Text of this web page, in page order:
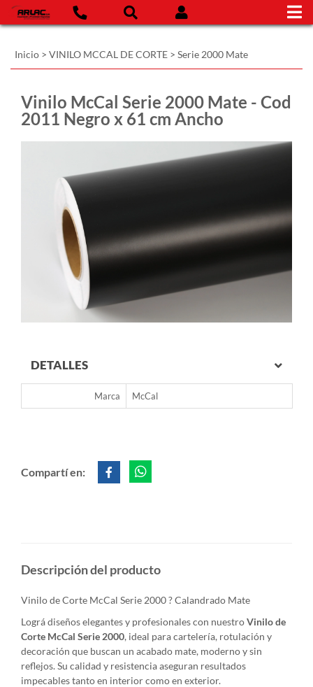
Inicio > VINILO MCCAL DE CORTE > Serie 2000 Mate
Vinilo McCal Serie 2000 Mate - Cod
2011 Negro x 61 cm Ancho
DETALLES
Marca McCal
Compartí en:
Descripción del producto
Vinilo de Corte McCal Serie 2000 ? Calandrado Mate
Lográ diseños elegantes y profesionales con nuestroVinilo de
Corte McCal Serie 2000, ideal para cartelería, rotulación y
decoración que buscan un acabado mate, moderno y sin
reflejos. Su calidad y resistencia aseguran resultados
impecables tanto en interior como en exterior.